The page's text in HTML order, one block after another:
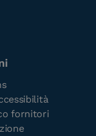
fornitori